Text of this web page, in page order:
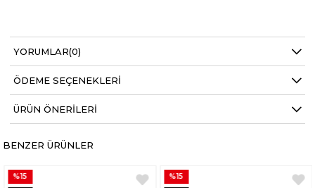
YORUMLAR(0)
ÖDEME SEÇENEKLERI
ÜRÜN ÖNERILERI
BENZER ÜRÜNLER
%15
%15